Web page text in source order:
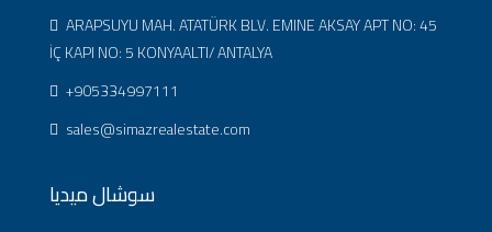
ARAPSUYU MAH. ATATÜRK BLV. EMINE AKSAY APT NO: 45
İÇ KAPI NO: 5 KONYAALTI/ ANTALYA
+905334997111
sales@simazrealestate.com
سوشال ميديا